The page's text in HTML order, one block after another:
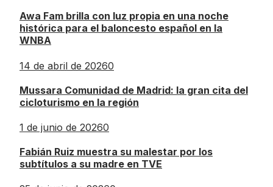
Awa Fam brilla con luz propia en una noche
histórica para el baloncesto español en la
WNBA
14 de abril de 20260
Mussara Comunidad de Madrid: la gran cita del
cicloturismo en la región
1 de junio de 20260
Fabián Ruiz muestra su malestar por los
subtítulos a su madre en TVE